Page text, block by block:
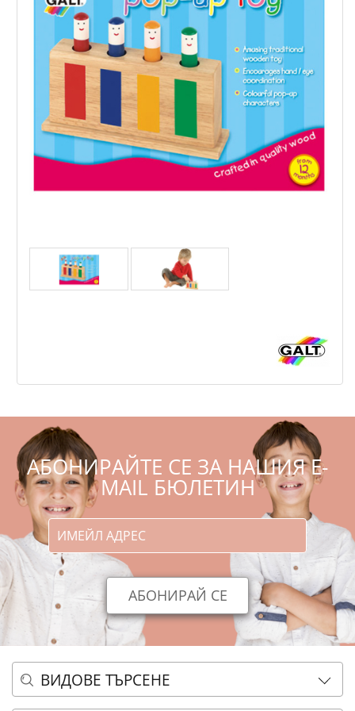
АБОНИРАЙТЕ СЕ ЗА НАШИЯ E-
MAIL БЮЛЕТИН
ВИДОВЕ ТЪРСЕНЕ